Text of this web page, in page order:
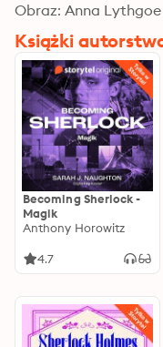
Obraz: Anna Lythgoe
Książki
Becoming Sherlock -
Magik
Anthony Horowitz
4.7